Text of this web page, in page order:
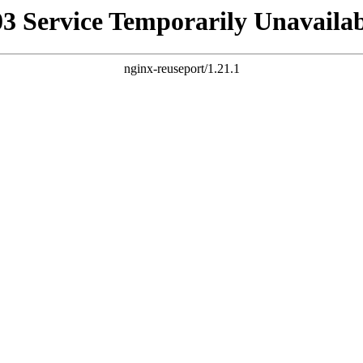
Service Temporarily
nginx-reuseport/1.21.1